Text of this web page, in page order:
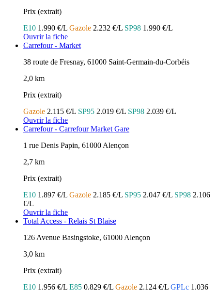
Prix (extrait)
E10 1.990 €/L Gazole 2.232 €/L SP98 1.990 €/L
Ouvrir la fiche
Carrefour - Market
38 route de Fresnay, 61000 Saint-Germain-du-Corbéis
2,0 km
Prix (extrait)
Gazole 2.115 €/L SP95 2.019 €/L SP98 2.039 €/L
Ouvrir la fiche
Carrefour - Carrefour Market Gare
1 rue Denis Papin, 61000 Alençon
2,7 km
Prix (extrait)
E10 1.897 €/L Gazole 2.185 €/L SP95 2.047 €/L SP98 2.106
€/L
Ouvrir la fiche
Total Access - Relais St Blaise
126 Avenue Basingstoke, 61000 Alençon
3,0 km
Prix (extrait)
E10 1.956 €/L E85 0.829 €/L Gazole 2.124 €/L GPLc 1.036